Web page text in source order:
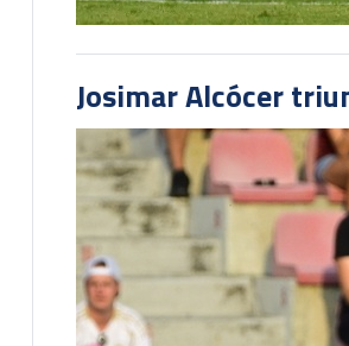
Josimar Alcócer